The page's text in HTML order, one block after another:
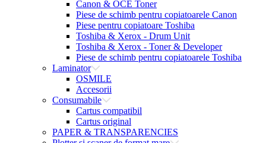
Canon & OCE Toner
Piese de schimb pentru copiatoarele Canon
Piese pentru copiatoare Toshiba
Toshiba & Xerox - Drum Unit
Toshiba & Xerox - Toner & Developer
Piese de schimb pentru copiatoarele Toshiba
Laminator
OSMILE
Accesorii
Consumabile
Cartus compatibil
Cartus original
PAPER & TRANSPARENCIES